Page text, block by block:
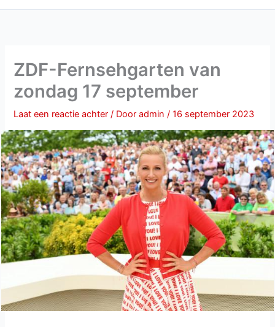
ZDF-Fernsehgarten van
zondag 17 september
Laat een reactie achter / Dooradmin/16 september 2023